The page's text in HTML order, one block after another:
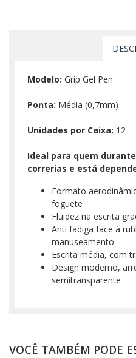
Modelo: Grip Gel Pen
Ponta: Média (0,7mm)
Unidades por Caixa: 12
Ideal para quem
correrias e está
Formato
foguete
Fluidez na escrita
Anti fadiga face à
manuseamento
Escrita média, com
Design moderno,
semitransparente
VOCÊ TAMBÉM PODE